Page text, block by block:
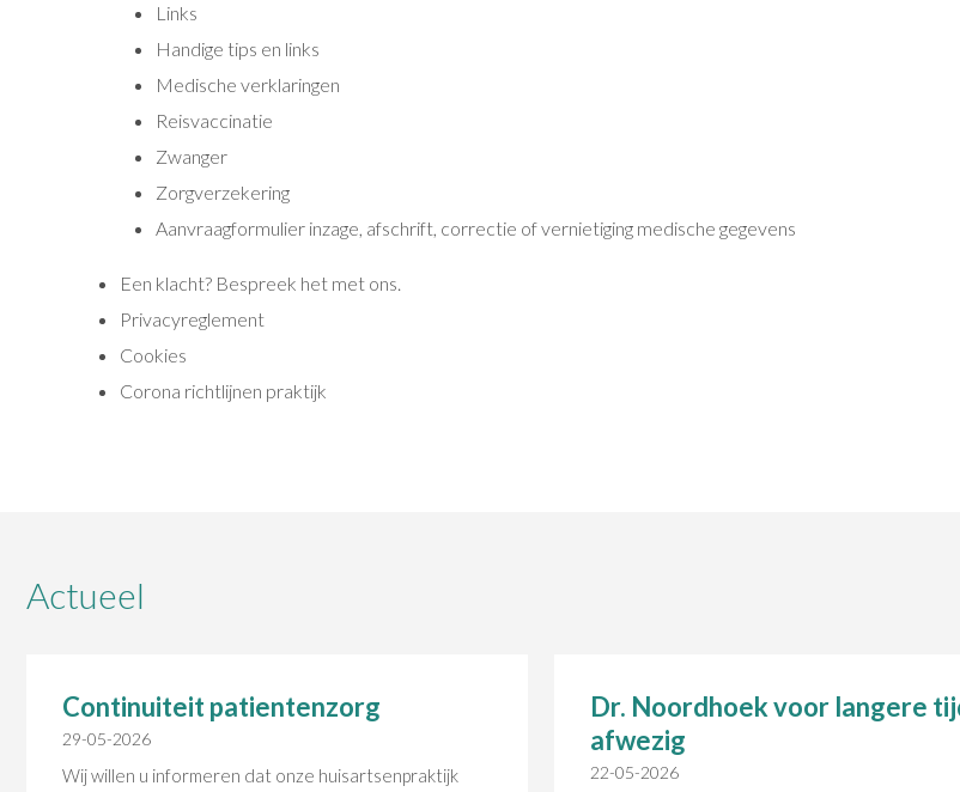
Links
Handige tips en links
Medische verklaringen
Reisvaccinatie
Zwanger
Zorgverzekering
Aanvraagformulier inzage, afschrift, correctie of vernietiging medische gegevens
Een klacht? Bespreek het met ons.
Privacyreglement
Cookies
Corona richtlijnen praktijk
Actueel
Continuiteit patientenzorg
29-05-2026
Wij willen u informeren dat onze huisartsenpraktijk
Dr. Noordhoek voor langere
afwezig
22-05-2026